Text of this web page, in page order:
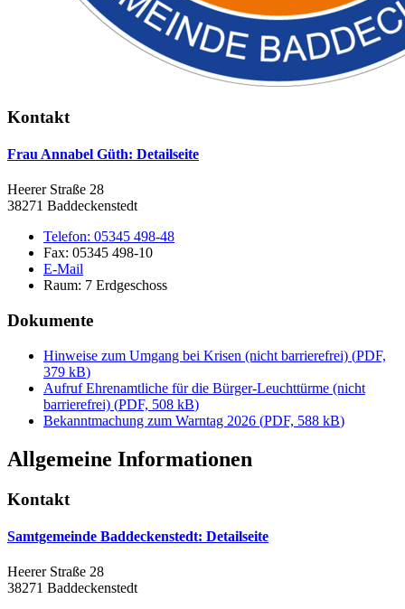
Kontakt
Frau Annabel Güth: Detailseite
Heerer Straße 28
38271 Baddeckenstedt
Telefon: 05345 498-48
Fax: 05345 498-10
E-Mail
Raum: 7 Erdgeschoss
Dokumente
Hinweise zum Umgang bei Krisen (nicht barrierefrei) (PDF,
379 kB)
Aufruf Ehrenamtliche für die Bürger-Leuchttürme (nicht
barrierefrei) (PDF, 508 kB)
Bekanntmachung zum Warntag 2026 (PDF, 588 kB)
Allgemeine Informationen
Kontakt
Samtgemeinde Baddeckenstedt: Detailseite
Heerer Straße 28
38271 Baddeckenstedt